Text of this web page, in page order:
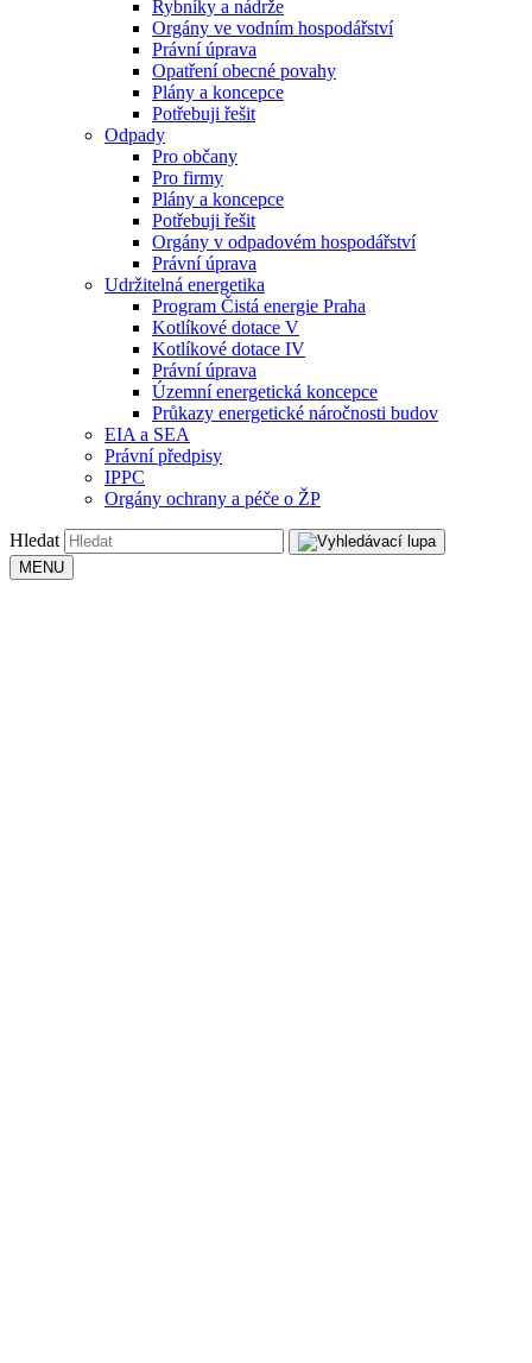
Rybníky a nádrže
Orgány ve vodním hospodářství
Právní úprava
Opatření obecné povahy
Plány a koncepce
Potřebuji řešit
Odpady
Pro občany
Pro firmy
Plány a koncepce
Potřebuji řešit
Orgány v odpadovém hospodářství
Právní úprava
Udržitelná energetika
Program Čistá energie Praha
Kotlíkové dotace V
Kotlíkové dotace IV
Právní úprava
Územní energetická koncepce
Průkazy energetické náročnosti budov
EIA a SEA
Právní předpisy
IPPC
Orgány ochrany a péče o ŽP
Hledat
MENU